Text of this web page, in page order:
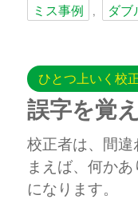
グ
ミス事例 , ダブ
ひとつ上いく校
誤字を覚
校正者は、間違
まえば、何か
になります。